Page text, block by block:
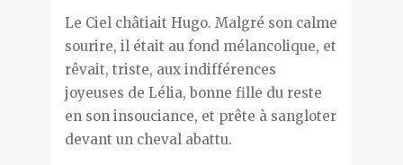
Le Ciel châtiait Hugo. Malgré son calme
sourire, il était au fond mélancolique, et
rêvait, triste, aux indifférences
joyeuses de Lélia, bonne fille du reste
en son insouciance, et prête à sangloter
devant un cheval abattu.